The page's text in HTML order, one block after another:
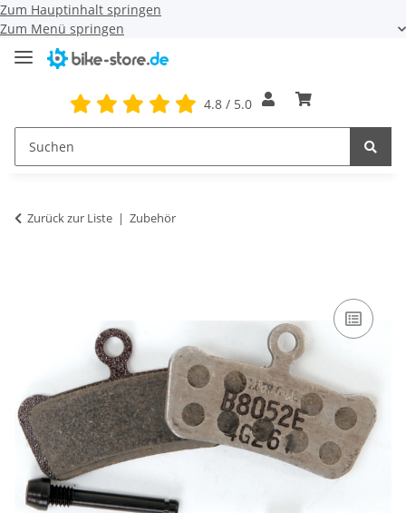
Zum Hauptinhalt springen
Zum Menü springen
4.8 / 5.0
Zurück zur Liste Zubehör